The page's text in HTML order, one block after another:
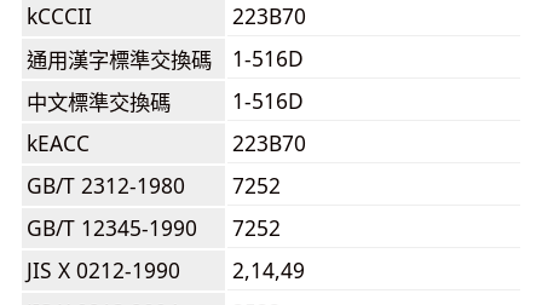
kCCCII
223B70
通用漢字標準交換碼
1-516D
中文標準交換碼
1-516D
kEACC
223B70
GB/T 2312-1980
7252
GB/T 12345-1990
7252
JIS X 0212-1990
2,14,49